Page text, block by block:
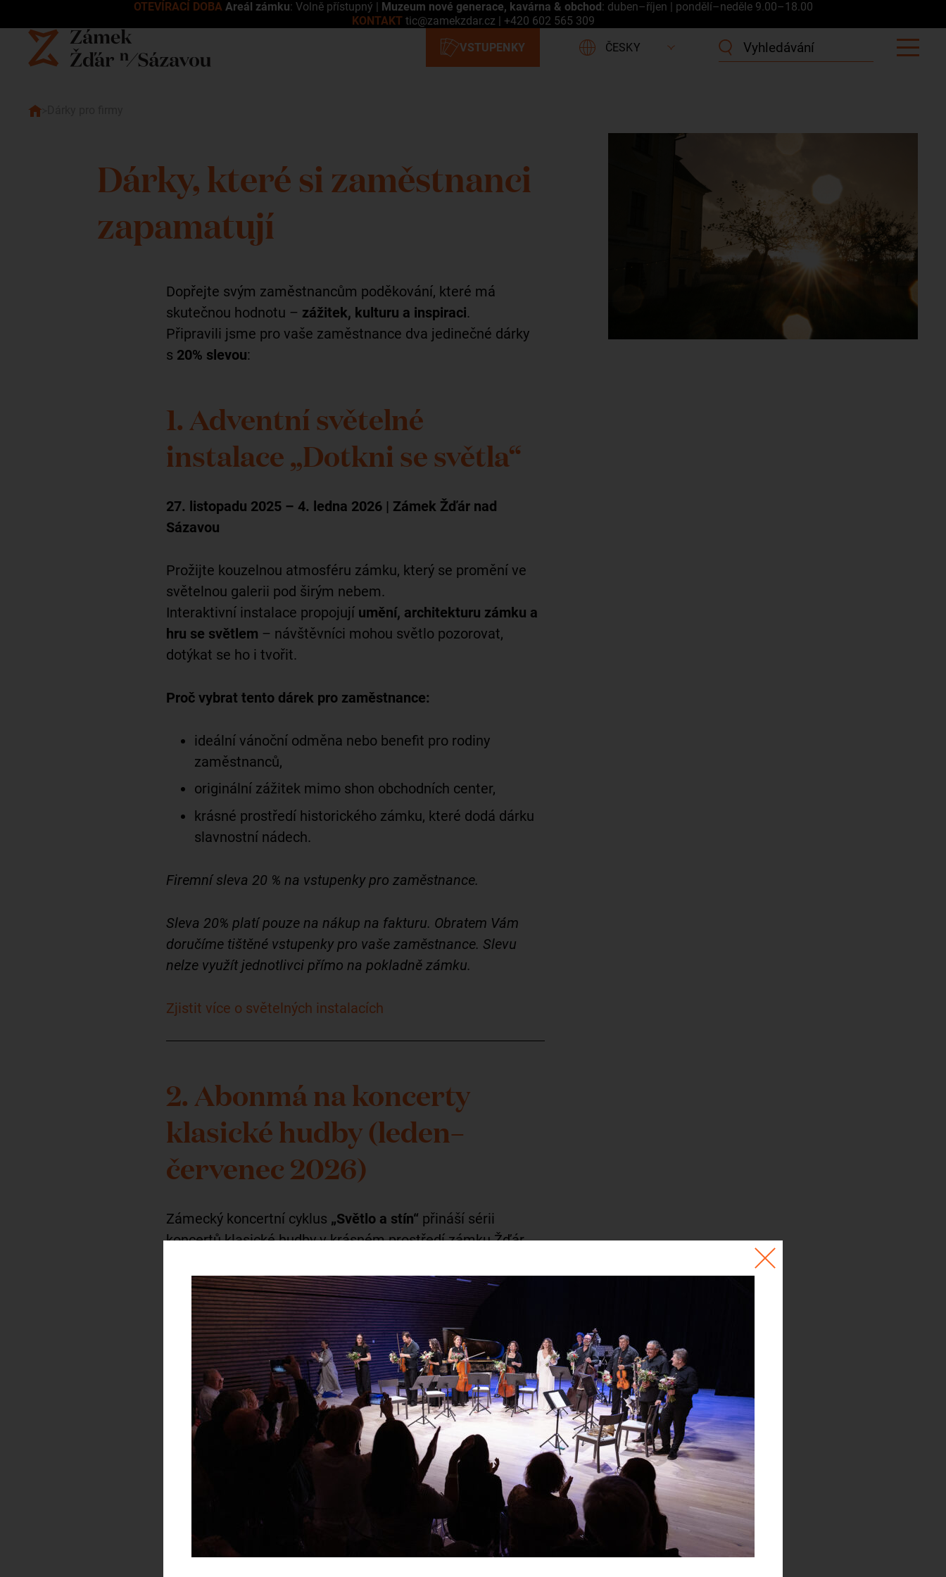
OTEVÍRACÍ DOBA Areál zámku: Volně přístupný | Muzeum nové generace, kavárna & obchod: duben–říjen | pondělí–neděle 9.00–18.00
KONTAKT tic@zamekzdar.cz | +420 602 565 309
Dárky, které si zaměstnanci
zapamatují
Dopřejte svým zaměstnancům poděkování, které má
skutečnou hodnotu – zážitek, kulturu a inspiraci.
Připravili jsme pro vaše zaměstnance dva jedinečné dárky
s 20% slevou:
1. Adventní světelné
instalace „Dotkni se světla“
27. listopadu 2025 – 4. ledna 2026 | Zámek Žďár nad
Sázavou
Prožijte kouzelnou atmosféru zámku, který se promění ve
světelnou galerii pod širým nebem.
Interaktivní instalace propojují umění, architekturu zámku a
hru se světlem – návštěvníci mohou světlo pozorovat,
dotýkat se ho i tvořit.
Proč vybrat tento dárek pro zaměstnance:
ideální vánoční odměna nebo benefit pro rodiny
zaměstnanců,
originální zážitek mimo shon obchodních center,
krásné prostředí historického zámku, které dodá dárku
slavnostní nádech.
Firemní sleva 20 % na vstupenky pro zaměstnance.
Sleva 20% platí pouze na nákup na fakturu. Obratem Vám
doručíme tištěné vstupenky pro vaše zaměstnance. Slevu
nelze využít jednotlivci přímo na pokladně zámku.
Zjistit více o světelných instalacích
2. Abonmá na koncerty
klasické hudby (leden–
červenec 2026)
Zámecký koncertní cyklus „Světlo a stín“ přináší sérii
koncertů klasické hudby v krásném prostředí zámku Žďár.
Abonmá jako dárek:
nabízídlouhodobý kulturní zážitek– vstup na více
koncertů v průběhu půl roku,
elegantní forma odměny pro zaměstnance nebo
manažerské týmy,
posiluje vztah k umění, estetice a hodnotám, které
20% sleva pro firmy na kompletní abonmá.
Kromě zvýhodněného abonmá je možné využít 20% slevu
také na jednotlivé koncerty.